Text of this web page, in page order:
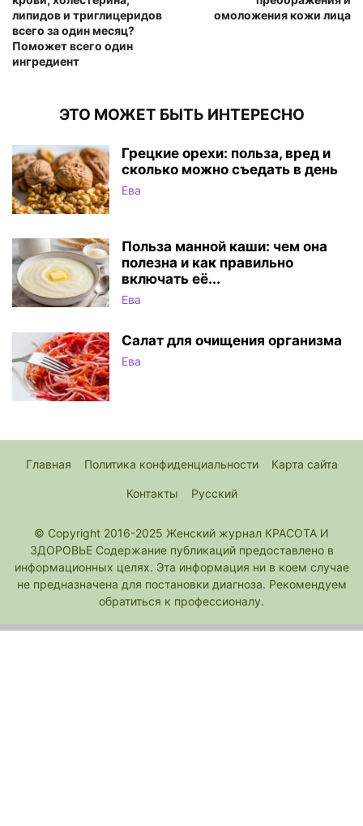
липидов и триглицеридов
всего за один месяц?
Поможет всего один
ингредиент
омоложения кожи лица
ЭТО МОЖЕТ БЫТЬ ИНТЕРЕСНО
Грецкие орехи: польза, вред и
сколько можно съедать в день
Ева
Польза манной каши: чем она
полезна и как правильно
включать её...
Ева
Салат для очищения организма
Ева
Главная Политика конфиденциальности Карта сайта
Контакты Русский
© Copyright 2016-2025 Женский журнал КРАСОТА И
ЗДОРОВЬЕ Содержание публикаций предоставлено в
информационных целях. Эта информация ни в коем случае
не предназначена для постановки диагноза. Рекомендуем
обратиться к профессионалу.